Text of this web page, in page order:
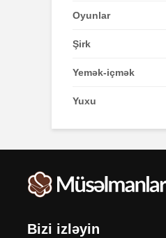
Oyunlar
Şirk
Yemək-içmək
Yuxu
Bizi izləyin